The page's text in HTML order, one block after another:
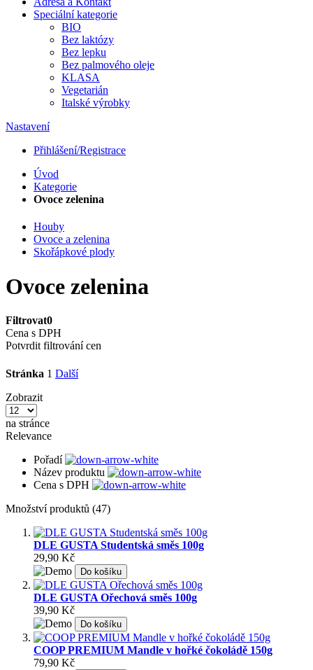
Speciální kategorie
BIO
Bez laktózy
Bez lepku
Bez palmového oleje
KLASA
Vegetarián
Italské výrobky
Nastavení
Přihlášení/Registrace
Úvod
Kategorie
Ovoce zelenina
Houby
Ovoce a zelenina
Skořápkové plody
Ovoce zelenina
Filtrovat0
Cena s DPH
Potvrdit filtrování cen
Stránka 1 Další
Zobrazit
na stránce
Relevance
Pořadí
Název produktu
Cena s DPH
Množství produktů (47)
DLE GUSTA Studentská směs 100g
29,90 Kč
Do košíku
DLE GUSTA Ořechová směs 100g
39,90 Kč
Do košíku
COOP PREMIUM Mandle v hořké čokoládě 150g
79,90 Kč